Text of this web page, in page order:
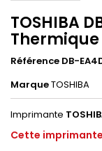
TOSHIBA
Référence DB-
MarqueTOSHIBA
Imprimante
Cette